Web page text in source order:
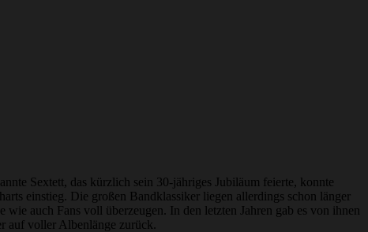
Sextett, das kürzlich sein 30-jähriges Jubiläum feierte, konnte
einstieg. Die großen Bandklassiker liegen allerdings schon länger
auch Fans voll überzeugen. In den letzten Jahren gab es von ihnen
auf voller Albenlänge zurück.